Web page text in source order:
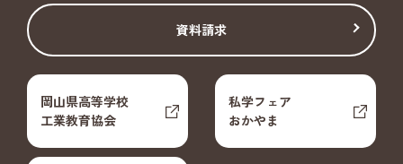
資料請求
岡山県高等学校
工業教育協会
私学フェア
おかやま